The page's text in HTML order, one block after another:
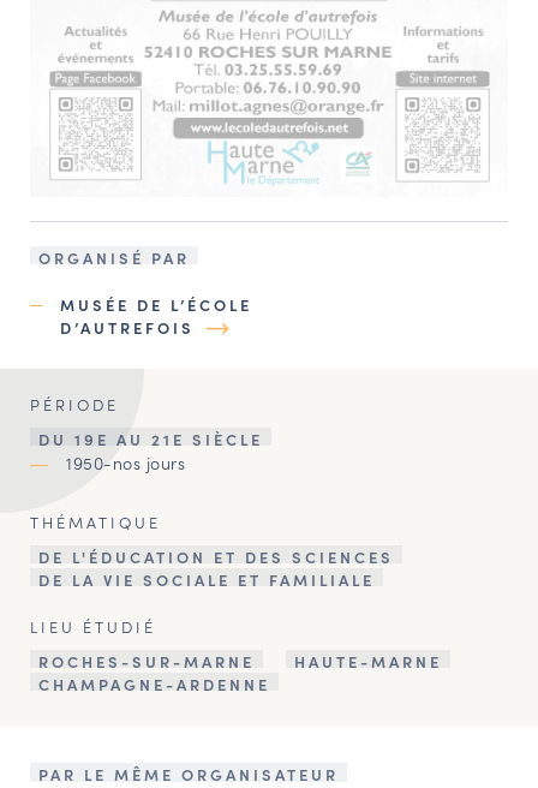
ORGANISÉ PAR
MUSÉE DE L’ÉCOLE
D’AUTREFOIS
PÉRIODE
DU 19E AU 21E SIÈCLE
1950-nos jours
THÉMATIQUE
DE L'ÉDUCATION ET DES SCIENCES
DE LA VIE SOCIALE ET FAMILIALE
LIEU ÉTUDIÉ
ROCHES-SUR-MARNE
HAUTE-MARNE
CHAMPAGNE-ARDENNE
PAR LE MÊME ORGANISATEUR